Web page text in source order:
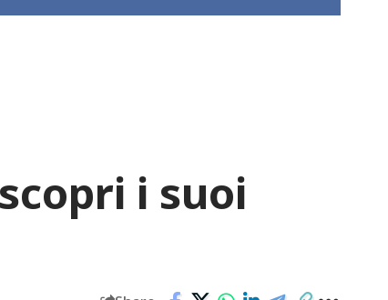
i suoi